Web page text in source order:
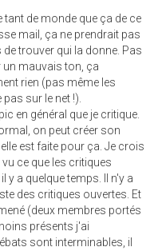
tant de monde que ça de ce
mail, ça ne prendrait pas
trouver qui la donne. Pas
un mauvais ton, ça
rien (pas même les
sur le net !).
en général que je critique.
on peut créer son
est faite pour ça. Je crois
ce que les critiques
y a quelque temps. Il n'y a
des critiques ouvertes. Et
(deux membres portés
présents j'ai
sont interminables, il